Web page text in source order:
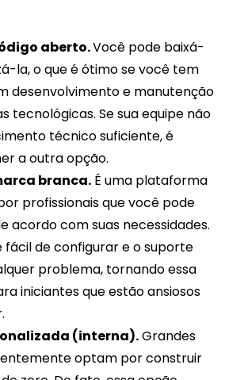
aberto.Você pode baixá-
la, o que é ótimo se você tem
desenvolvimento e manutenção
tecnológicas. Se sua equipe não
técnico suficiente, é
a outra opção.
branca. É uma plataforma
profissionais que você pode
acordo com suas necessidades.
fácil de configurar e o suporte
problema, tornando essa
iniciantes que estão ansiosos
(interna).Grandes
optam por construir